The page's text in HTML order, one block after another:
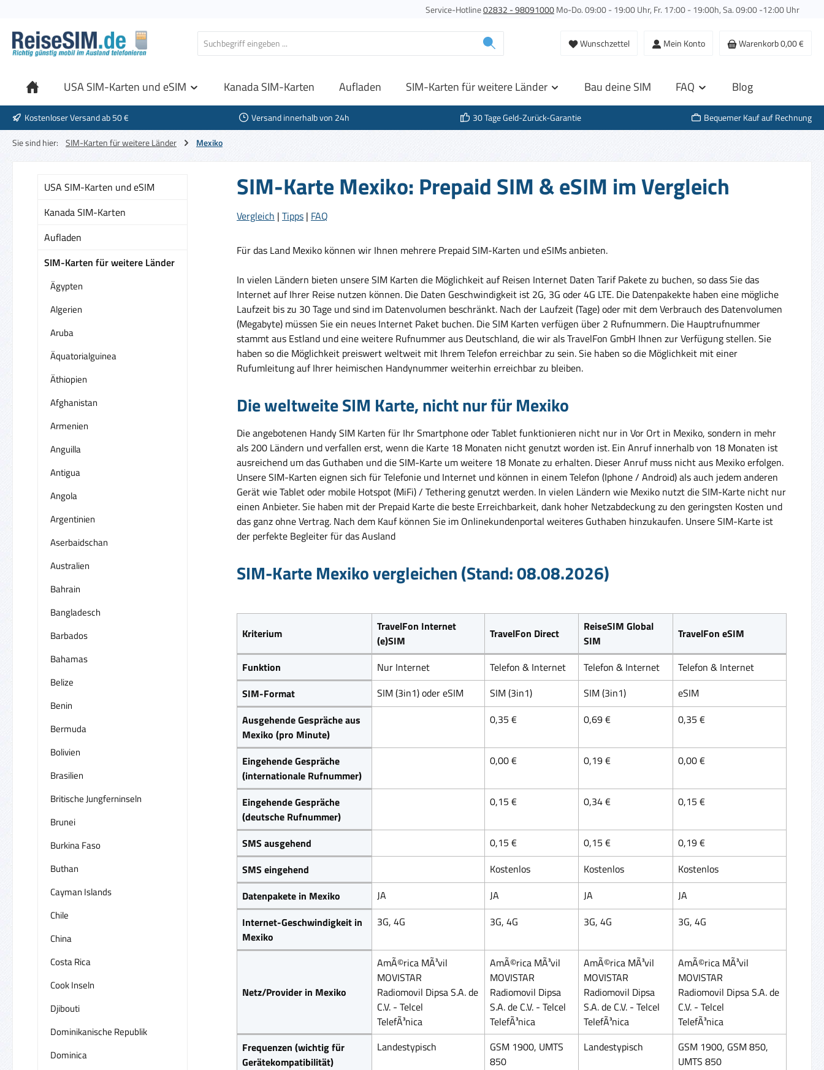
Service-Hotline02832 - 98091000Mo-Do. 09:00 - 19:00 Uhr, Fr. 17:00 - 19:00h, Sa. 09:00 -12:00 Uhr
Wunschzettel Mein Konto Warenkorb0,00 €
USA SIM-Karten und eSIM Kanada SIM-Karten Aufladen SIM-Karten für weitere Länder Bau deine SIM FAQ Blog
Kostenloser Versand ab 50 € Versand innerhalb von 24h 30 Tage Geld-Zurück-Garantie
Bequemer Kauf auf Rechnung
Sie sind hier:
SIM-Karten für weitere Länder Mexiko
USA SIM-Karten und eSIM
Kanada SIM-Karten
Aufladen
SIM-Karten für weitere Länder
Ägypten
Algerien
Aruba
Äquatorialguinea
Äthiopien
Afghanistan
Armenien
Anguilla
Antigua
Angola
Argentinien
Aserbaidschan
Australien
Bahrain
Bangladesch
Barbados
Bahamas
Belize
Benin
Bermuda
Bolivien
Brasilien
Britische Jungferninseln
Brunei
Burkina Faso
Buthan
Cayman Islands
Chile
China
Costa Rica
Cook Inseln
Djibouti
Dominikanische Republik
Dominica
SIM-Karte Mexiko: Prepaid SIM & eSIM im Vergleich
Vergleich | Tipps | FAQ
Für das Land Mexiko können wir Ihnen mehrere Prepaid SIM-Karten und eSIMs anbieten.
In vielen Ländern bieten unsere SIM Karten die Möglichkeit auf Reisen Internet Daten Tarif Pakete zu buchen, so dass Sie das
Internet auf Ihrer Reise nutzen können. Die Daten Geschwindigkeit ist 2G, 3G oder 4G LTE. Die Datenpakekte haben eine mögliche
Laufzeit bis zu 30 Tage und sind im Datenvolumen beschränkt. Nach der Laufzeit (Tage) oder mit dem Verbrauch des Datenvolumen
(Megabyte) müssen Sie ein neues Internet Paket buchen. Die SIM Karten verfügen über 2 Rufnummern. Die Hauptrufnummer
stammt aus Estland und eine weitere Rufnummer aus Deutschland, die wir als TravelFon GmbH Ihnen zur Verfügung stellen. Sie
haben so die Möglichkeit preiswert weltweit mit Ihrem Telefon erreichbar zu sein. Sie haben so die Möglichkeit mit einer
Rufumleitung auf Ihrer heimischen Handynummer weiterhin erreichbar zu bleiben.
Die weltweite SIM Karte, nicht nur für Mexiko
Die angebotenen Handy SIM Karten für Ihr Smartphone oder Tablet funktionieren nicht nur in Vor Ort in Mexiko, sondern in mehr
als 200 Ländern und verfallen erst, wenn die Karte 18 Monaten nicht genutzt worden ist. Ein Anruf innerhalb von 18 Monaten ist
ausreichend um das Guthaben und die SIM-Karte um weitere 18 Monate zu erhalten. Dieser Anruf muss nicht aus Mexiko erfolgen.
Unsere SIM-Karten eignen sich für Telefonie und Internet und können in einem Telefon (Iphone / Android) als auch jedem anderen
Gerät wie Tablet oder mobile Hotspot (MiFi) / Tethering genutzt werden. In vielen Ländern wie Mexiko nutzt die SIM-Karte nicht nur
einen Anbieter. Sie haben mit der Prepaid Karte die beste Erreichbarkeit, dank hoher Netzabdeckung zu den geringsten Kosten und
das ganz ohne Vertrag. Nach dem Kauf können Sie im Onlinekundenportal weiteres Guthaben hinzukaufen. Unsere SIM-Karte ist
der perfekte Begleiter für das Ausland
SIM-Karte Mexiko vergleichen (Stand: 08.08.2026)
Kriterium
TravelFon Internet
(e)SIM
TravelFon Direct
ReiseSIM Global
SIM
TravelFon eSIM
Funktion Nur Internet Telefon & Internet Telefon & Internet
Telefon & Internet
SIM-Format
SIM (3in1) oder eSIM SIM (3in1) SIM (3in1)
eSIM
Ausgehende Gespräche aus
Mexiko (pro Minute)
0,35 € 0,69 € 0,35 €
Eingehende Gespräche
(internationale Rufnummer)
0,00 € 0,19 € 0,00 €
Eingehende Gespräche
(deutsche Rufnummer)
0,15 € 0,34 € 0,15 €
SMS ausgehend 0,15 € 0,15 €
0,19 €
SMS eingehend
Kostenlos Kostenlos
Kostenlos
Datenpakete in Mexiko
JA JA JA
JA
Internet-Geschwindigkeit in
Mexiko
3G, 4G 3G, 4G 3G, 4G 3G, 4G
Netz/Provider in Mexiko
AmÃ©rica MÃ³vil
MOVISTAR
Radiomovil Dipsa S.A. de
C.V. - Telcel
TelefÃ³nica
AmÃ©rica MÃ³vil
MOVISTAR
Radiomovil Dipsa
S.A. de C.V. - Telcel
TelefÃ³nica
AmÃ©rica MÃ³vil
MOVISTAR
Radiomovil Dipsa
S.A. de C.V. - Telcel
TelefÃ³nica
AmÃ©rica MÃ³vil
MOVISTAR
Radiomovil Dipsa S.A. de
C.V. - Telcel
TelefÃ³nica
Frequenzen (wichtig für
Gerätekompatibilität)
Landestypisch
GSM 1900, UMTS
850
Landestypisch
GSM 1900, GSM 850,
UMTS 850